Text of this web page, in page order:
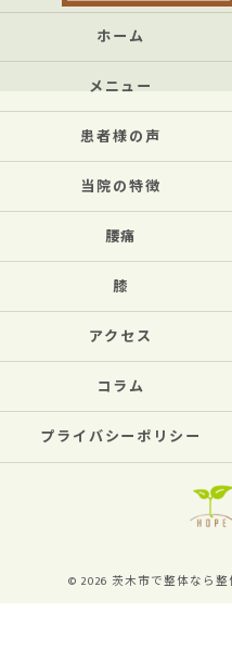
ホーム
メニュー
患者様の声
当院の特徴
腰痛
膝
アクセス
コラム
プライバシーポリシー
© 2026 茨木市で整体なら整